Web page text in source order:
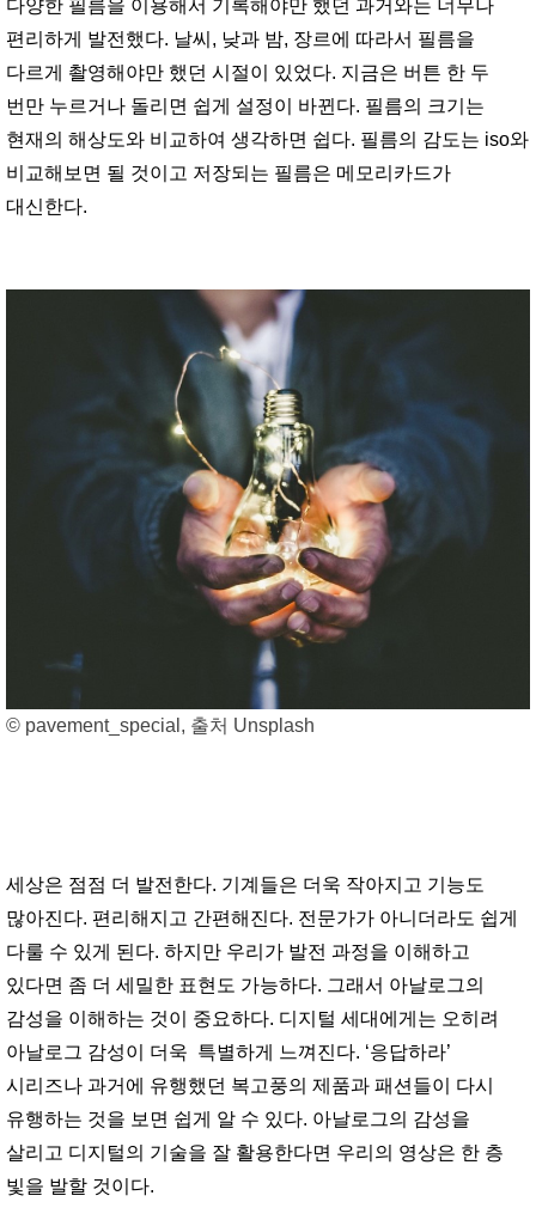
다양한 필름을 이용해서 기록해야만 했던 과거와는 너무나
편리하게 발전했다. 날씨, 낮과 밤, 장르에 따라서 필름을
다르게 촬영해야만 했던 시절이 있었다. 지금은 버튼 한 두
번만 누르거나 돌리면 쉽게 설정이 바뀐다. 필름의 크기는
현재의 해상도와 비교하여 생각하면 쉽다. 필름의 감도는 iso와
비교해보면 될 것이고 저장되는 필름은 메모리카드가
대신한다.
© pavement_special, 출처 Unsplash
세상은 점점 더 발전한다. 기계들은 더욱 작아지고 기능도
많아진다. 편리해지고 간편해진다. 전문가가 아니더라도 쉽게
다룰 수 있게 된다. 하지만 우리가 발전 과정을 이해하고
있다면 좀 더 세밀한 표현도 가능하다. 그래서 아날로그의
감성을 이해하는 것이 중요하다. 디지털 세대에게는 오히려
아날로그 감성이 더욱 특별하게 느껴진다. ‘응답하라’
시리즈나 과거에 유행했던 복고풍의 제품과 패션들이 다시
유행하는 것을 보면 쉽게 알 수 있다. 아날로그의 감성을
살리고 디지털의 기술을 잘 활용한다면 우리의 영상은 한 층
빛을 발할 것이다.